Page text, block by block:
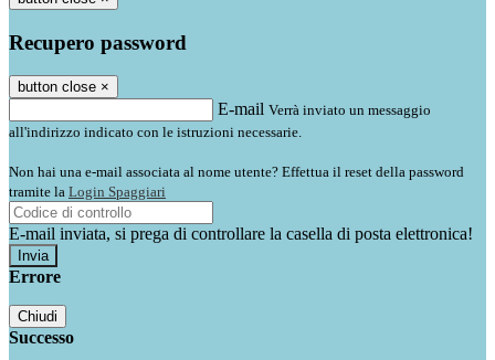
Recupero password
button close ×
E-mail Verrà inviato un messaggio
all'indirizzo indicato con le istruzioni necessarie.
Non hai una e-mail associata al nome utente? Effettua il reset della password
tramite la Login Spaggiari
E-mail inviata, si prega di controllare la casella di posta elettronica!
Errore
Chiudi
Successo